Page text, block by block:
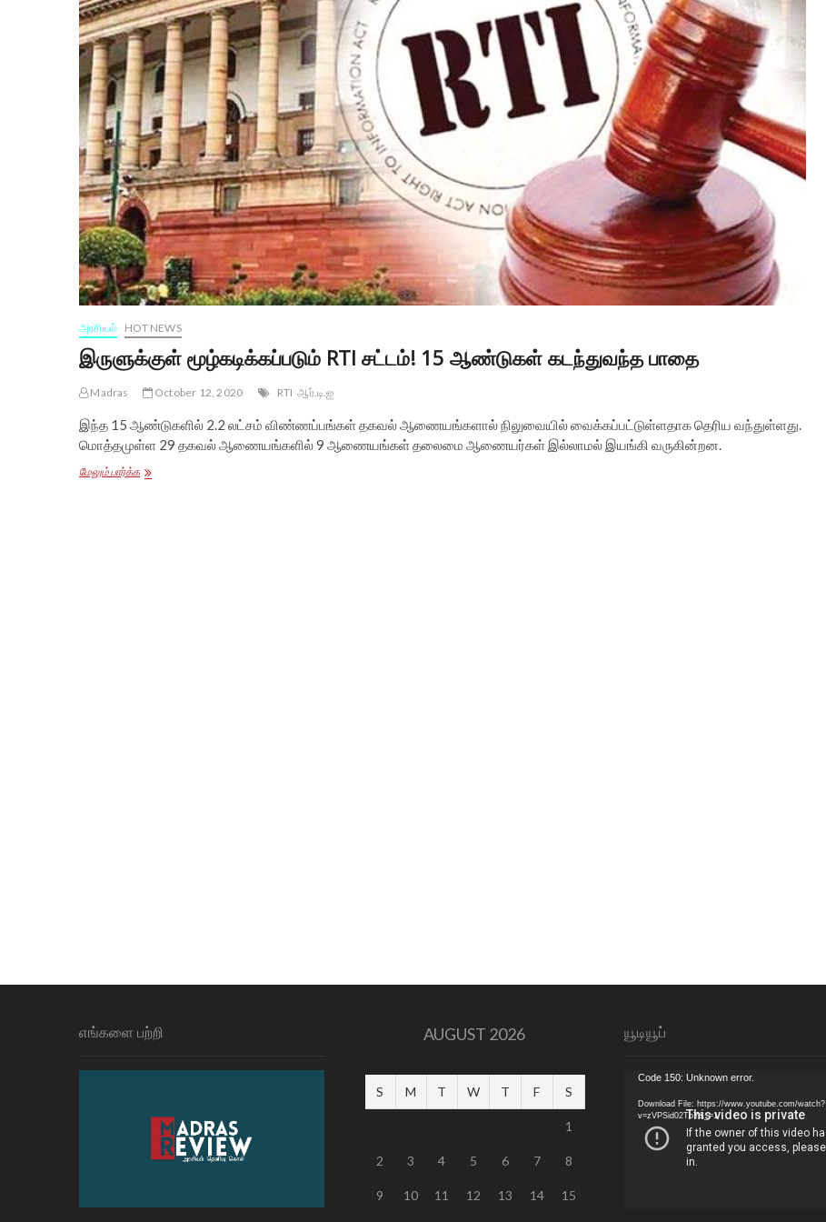
அரசியல் HOT NEWS
இருளுக்குள் மூழ்கடிக்கப்படும் RTI சட்டம்! 15 ஆண்டுகள் கடந்துவந்த பாதை
Madras October 12, 2020 RTI ஆர்.டி.ஐ
இந்த 15 ஆண்டுகளில் 2.2 லட்சம் விண்ணப்பங்கள் தகவல் ஆணையங்களால் நிலுவையில் வைக்கப்பட்டுள்ளதாக தெரிய வந்துள்ளது.
மொத்தமுள்ள 29 தகவல் ஆணையங்களில் 9 ஆணையங்கள் தலைமை ஆணையர்கள் இல்லாமல் இயங்கி வருகின்றன.
மேலும் பார்க்கஇருளுக்குள்
எங்களை பற்றி AUGUST 2026
S M T W T F S
1
2 3 4 5 6 7 8
9 10 11 12 13 14 15
யூடியூப்
Video
Player
Code 150: Unknown error.
Download File: https://www.youtube.com/watch?
v=zVPSid02TbY&_=1